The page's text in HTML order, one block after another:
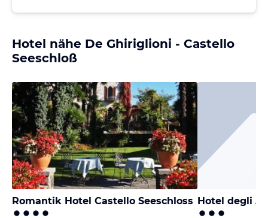
Hotel nähe De Ghiriglioni - Castello
Seeschloß
Romantik Hotel Castello Seeschloss Hotel degli